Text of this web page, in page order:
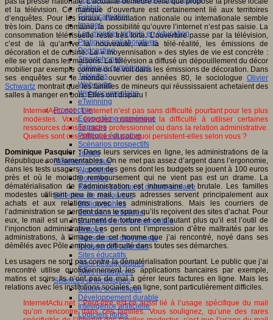
Fablab
Géolocalisation
Images
Les mondes virtuels en éducation
Pratiques collaboratives
Podcasting
Smartphones
Tableaux numériques
Tablettes
Web radio
Webdocumentaire
eTwinning
Prospective
Ecosystème numérique
Espaces
Politique éducative
Scénarios prospectifs
Temps
Réseaux sociaux
Algorithme
Données
Réseaux sociaux et champ scolaire
Sélection de ressources
Bibliographies
Education artistique
Education environnementale
Histoire
Ressources citoyenneté
Ressources sciences
Sites éducatifs
Sites pédagogiques
Sites ressources
Sciences et techniques
Culture scientifique
Développement durable
Intelligence artificielle
Logiciels libres
et la télévision. Ce manque d’ouverture est certainement lié aux territoires
d’enquêtes. Pour les ruraux, l’information nationale ou internationale semble
très loin. Dans ce domaine, la possibilité qu’ouvre l’internet n’est pas saisie. La
consommation télévisuelle reste très forte. L’ouverture passe par la télévision,
c’est de là qu’arrive la nouveauté, via la télé-réalité, les émissions de
décoration et de cuisine. La « moyennisation » des styles de vie est concrète :
elle se voit dans les maisons. La télévision a diffusé un dépouillement du décor
mobilier par exemple comme on le voit dans les émissions de décoration. Dans
ses enquêtes sur le monde ouvrier des années 80, le sociologue Olivier
Schwartz montrait que les familles de mineurs qui réussissaient achetaient des
salles à manger en bois. Elles ont disparu !
InternetActu.net : L’internet n’est pas sans difficulté pourtant pour les plus
modestes. Vous évoquez notamment la difficulté à utiliser certaines
ressources dans le cadre professionnel ou dans la relation administrative.
Quelles sont ces difficultés et pourquoi persistent-elles selon vous ?
Dominique Pasquier :Dans leurs services en ligne, les administrations de la
République sont lamentables. On ne met pas assez d’argent dans l’ergonomie,
dans les tests usagers… pour des gens dont les budgets se jouent à 100 euros
près et où le moindre remboursement qui ne vient pas est un drame. La
dématérialisation de l’administration est inhumaine et brutale. Les familles
modestes utilisent peu le mail. Leurs adresses servent principalement aux
achats et aux relations avec les administrations. Mais les courriers de
l’administration se perdent dans le spam qu’ils reçoivent des sites d’achat. Pour
eux, le mail est un instrument de torture et ce d’autant plus qu’il est l’outil de
l’injonction administrative. Les gens ont l’impression d’être maltraités par les
administrations, à l’image de cet homme que j’ai rencontré, noyé dans ses
démêlés avec Pôle emploi, en difficulté dans toutes ses démarches.
Les usagers ne sont pas contre la dématérialisation pourtant. Le public que j’ai
rencontré utilise quotidiennement les applications bancaires par exemple,
matins et soirs. Ils n’ont pas de mal à gérer leurs factures en ligne. Mais les
relations avec les institutions sociales, en ligne, sont particulièrement difficiles.
InternetActu.net : Peut-être est-ce aussi lié à l’usage spécifique du mail
qu’on rencontre dans ces familles. Vous soulignez, qu’une des rares